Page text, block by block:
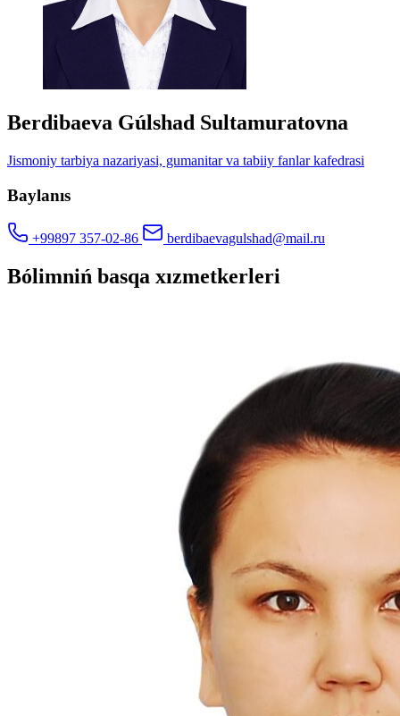
Berdibaeva Gúlshad Sultamuratovna
Jismoniy tarbiya nazariyasi, gumanitar va tabiiy fanlar kafedrasi
Baylanıs
+99897 357-02-86 berdibaevagulshad@mail.ru
Bólimniń basqa xızmetkerleri